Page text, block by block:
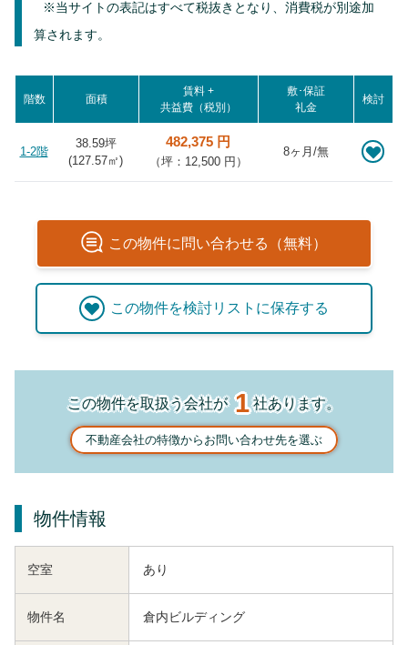
※当サイトの表記はすべて税抜きとなり、消費税が別途加
算されます。
階数 面積
賃料 +
共益費（税別）
敷･保証
礼金
検討
1-2階
38.59坪
(127.57㎡)
482,375 円
（坪：12,500 円）
8ヶ月/無
この物件に問い合わせる（無料）
この物件を検討リストに保存する
この物件を取扱う会社が1社あります。
不動産会社の特徴からお問い合わせ先を選ぶ
物件情報
空室 あり
物件名 倉内ビルディング